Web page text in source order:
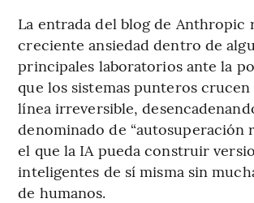
La entrada del blog de Anthropic
creciente ansiedad dentro de
principales laboratorios ante la
que los sistemas punteros
línea irreversible,
denominado de “autosuperación
el que la IA pueda construir
inteligentes de sí misma sin
de humanos.